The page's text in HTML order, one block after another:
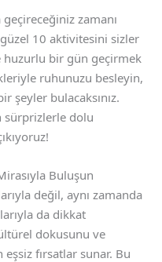
geçireceğiniz zamanı
10 aktivitesini sizler
huzurlu bir gün geçirmek
ruhunuzu besleyin,
şeyler bulacaksınız.
sürprizlerle dolu
Buluşun
değil, aynı zamanda
da dikkat
dokusunu ve
fırsatlar sunar. Bu